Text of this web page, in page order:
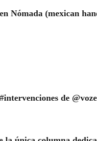
Nómada (mexican
de